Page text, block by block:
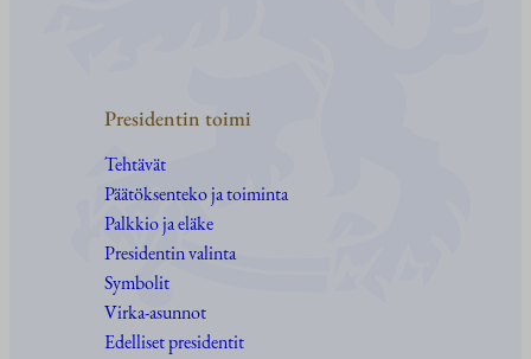
Presidentin toimi
Tehtävät
Päätöksenteko ja toiminta
Palkkio ja eläke
Presidentin valinta
Symbolit
Virka-asunnot
Edelliset presidentit